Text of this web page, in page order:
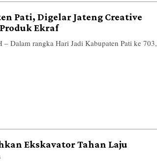
Pati, Digelar Jateng Creative
Ekraf
Dalam rangka Hari Jadi Kabupaten Pati ke 703,
Ekskavator Tahan Laju